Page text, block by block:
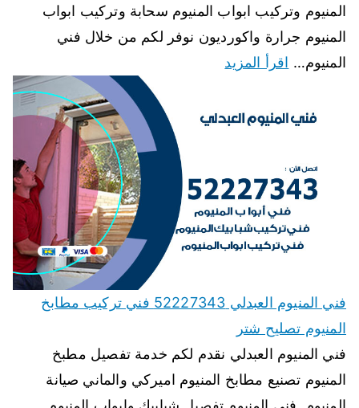
المنيوم وتركيب ابواب المنيوم سحابة وتركيب ابواب
المنيوم جرارة واكورديون نوفر لكم من خلال فني
المنيوم… اقرأ المزيد
فني المنيوم العبدلي 52227343 فني تركيب مطابخ
المنيوم تصليح شتر
فني المنيوم العبدلي نقدم لكم خدمة تفصيل مطبخ
المنيوم تصنيع مطابخ المنيوم اميركي والماني صيانة